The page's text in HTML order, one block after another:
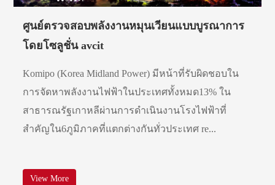
ศูนย์ตรวจสอบพลังงานหมุนเวียนแบบบูรณาการ
โดยโซลูชั่น avcit
Komipo (Korea Midland Power) มีหน้าที่รับผิดชอบใน
การจัดหาพลังงานไฟฟ้าในประเทศทั้งหมด13% ใน
สาธารณรัฐเกาหลีผ่านการดำเนินงานโรงไฟฟ้าที่
สำคัญใน6ภูมิภาคที่แตกต่างกันทั่วประเทศ re...
View More